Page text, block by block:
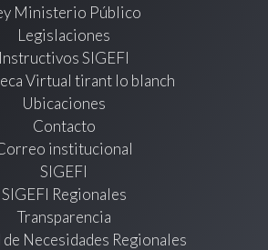
Ministerio Público
Legislaciones
Instructivos SIGEFI
Virtual tirant lo blanch
Ubicaciones
Contacto
institucional
SIGEFI
SIGEFI Regionales
Transparencia
Necesidades Regionales